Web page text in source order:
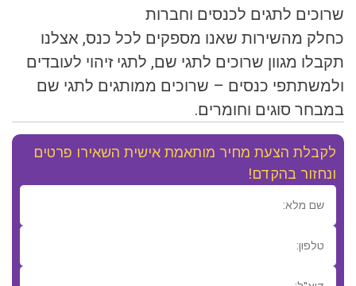
שרוכים לתגים לכנסים וחברות
כחלק מהשירות שאנו מספקים לכל כנס, אצלנו
תקבלו מגוון שרוכים לתגי שם, לתגי זיהוי לעובדים
ולמשתתפי כנסים – שרוכים ממותגים לתגי שם
במבחר סוגים וחומרים.
לקבלת הצעת מחיר מותאמת אישית השאירו פרטים
ונחזור בהקדם!